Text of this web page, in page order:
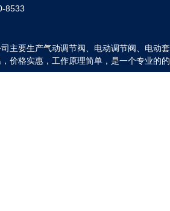
8533
主要生产气动调节阀、电动调节阀、电动
价格实惠，工作原理简单，是一个专业的